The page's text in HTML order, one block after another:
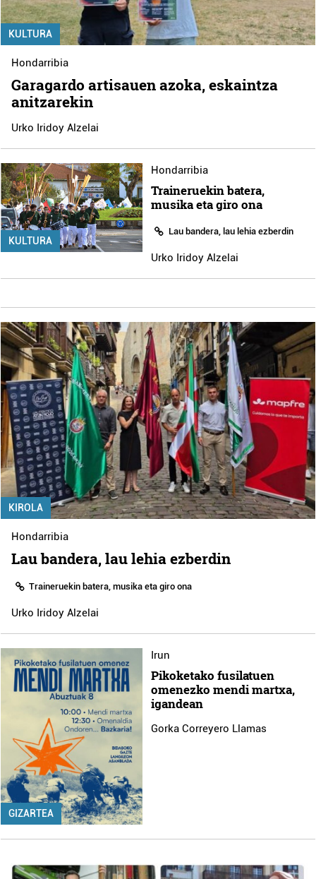
KULTURA
Hondarribia
Garagardo artisauen azoka, eskaintza
anitzarekin
Urko Iridoy Alzelai
KULTURA
Hondarribia
Traineruekin batera,
musika eta giro ona
Lau bandera, lau lehia ezberdin
Urko Iridoy Alzelai
KIROLA
Hondarribia
Lau bandera, lau lehia ezberdin
Traineruekin batera, musika eta giro ona
Urko Iridoy Alzelai
GIZARTEA
Irun
Pikoketako fusilatuen
omenezko mendi martxa,
igandean
Gorka Correyero Llamas